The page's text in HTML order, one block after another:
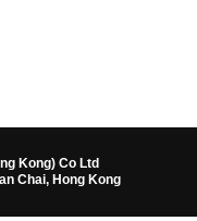
Kong) Co Ltd
Chai, Hong Kong